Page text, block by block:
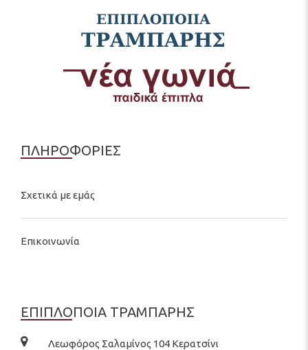
ΠΛΗΡΟΦΟΡΙΕΣ
Σχετικά με εμάς
Επικοινωνία
ΕΠΙΠΛΟΠΟΙΑ ΤΡΑΜΠΑΡΗΣ
Λεωφόρος Σαλαμίνος 104 Κερατσίνι